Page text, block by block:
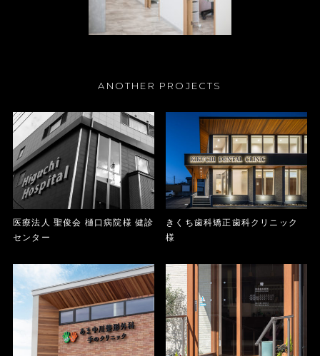
ANOTHER PROJECTS
医療法人 聖俊会 樋口病院様 健診
センター
きくち歯科矯正歯科クリニック
様